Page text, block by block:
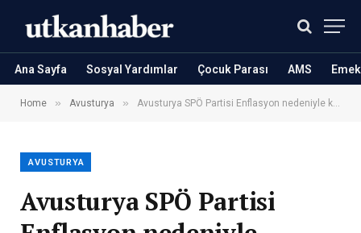
Ana Sayfa Sosyal Yardımlar Çocuk Parası AMS
Home » Avusturya » Avusturya SPÖ Partisi Enflasyon nedeniyle kiraları 2025’e kadar dondurmak istiyor! Ama Viyana’da belediye evlerine zam geldi
AVUSTURYA
Avusturya SPÖ Partisi